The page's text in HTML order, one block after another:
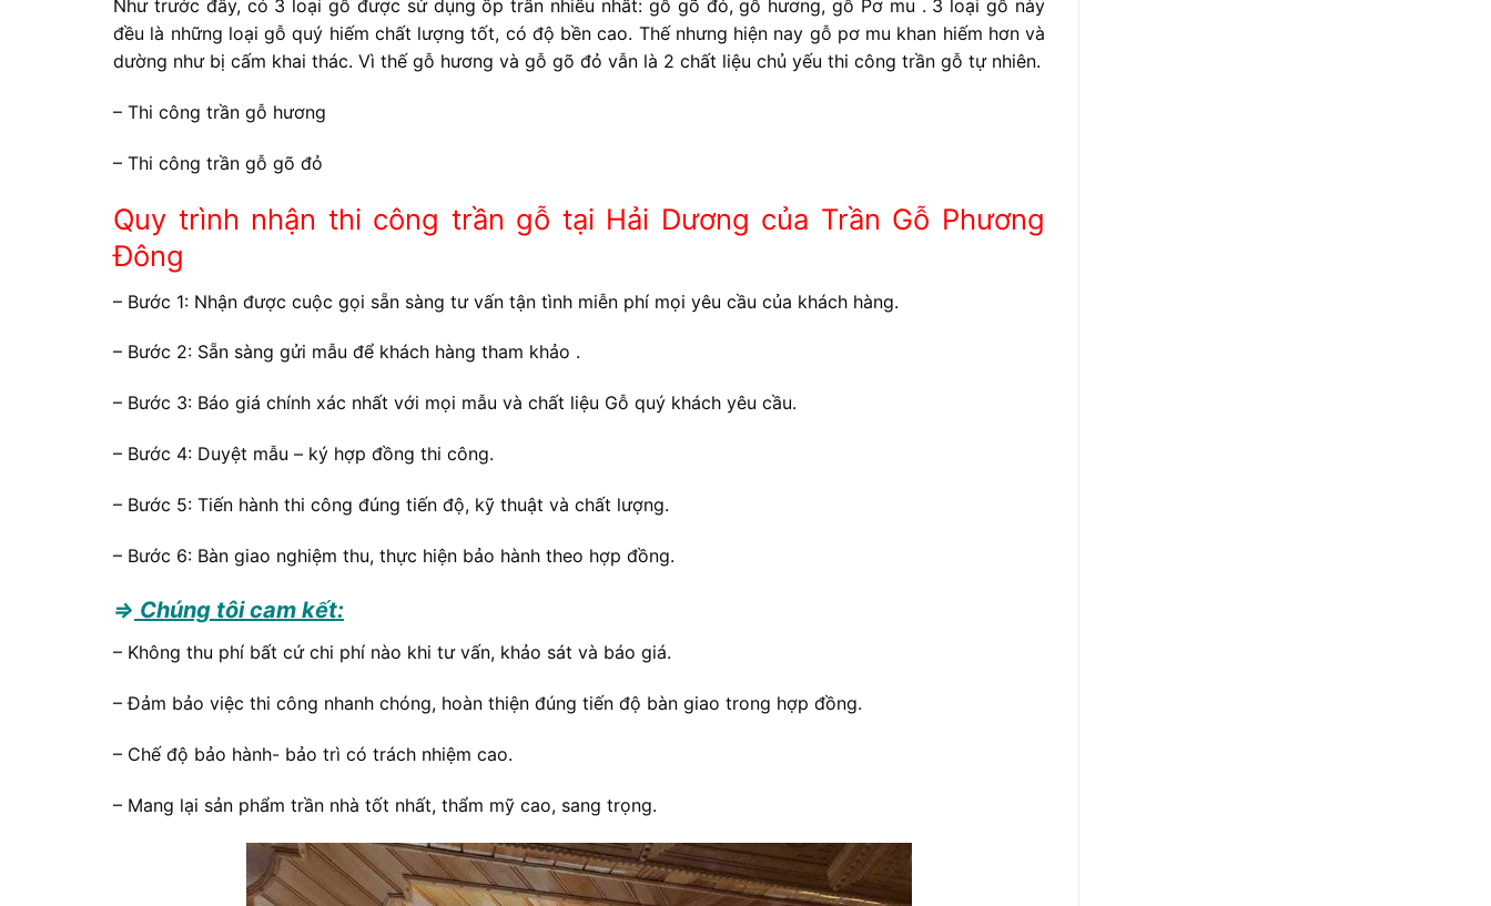
Như trước đây, có 3 loại gỗ được sử dụng ốp trần nhiều nhất: gỗ gõ đỏ, gỗ hương, gỗ Pơ mu . 3 loại gỗ này
đều là những loại gỗ quý hiếm chất lượng tốt, có độ bền cao. Thế nhưng hiện nay gỗ pơ mu khan hiếm hơn và
dường như bị cấm khai thác. Vì thế gỗ hương và gỗ gõ đỏ vẫn là 2 chất liệu chủ yếu thi công trần gỗ tự nhiên.
– Thi công trần gỗ hương
– Thi công trần gỗ gõ đỏ
Quy trình nhận thi công trần gỗ tại Hải Dương của Trần Gỗ Phương
Đông
– Bước 1: Nhận được cuộc gọi sẵn sàng tư vấn tận tình miễn phí mọi yêu cầu của khách hàng.
– Bước 2: Sẵn sàng gửi mẫu để khách hàng tham khảo .
– Bước 3: Báo giá chính xác nhất với mọi mẫu và chất liệu Gỗ quý khách yêu cầu.
– Bước 4: Duyệt mẫu – ký hợp đồng thi công.
– Bước 5: Tiến hành thi công đúng tiến độ, kỹ thuật và chất lượng.
– Bước 6: Bàn giao nghiệm thu, thực hiện bảo hành theo hợp đồng.
⇒ Chúng tôi cam kết:
– Không thu phí bất cứ chi phí nào khi tư vấn, khảo sát và báo giá.
– Đảm bảo việc thi công nhanh chóng, hoàn thiện đúng tiến độ bàn giao trong hợp đồng.
– Chế độ bảo hành- bảo trì có trách nhiệm cao.
– Mang lại sản phẩm trần nhà tốt nhất, thẩm mỹ cao, sang trọng.